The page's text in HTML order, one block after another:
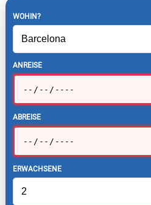
WOHIN?
ANREISE
ABREISE
ERWACHSENE